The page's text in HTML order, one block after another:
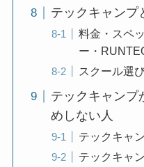
テックキャンプ
料金・スペ
ー・
スクール選
テックキャンプ
めしない人
テックキャ
テックキャ